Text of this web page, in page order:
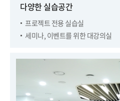
다양한 실습공간
프로젝트 전용 실습실
세미나, 이벤트를 위한 대강의실